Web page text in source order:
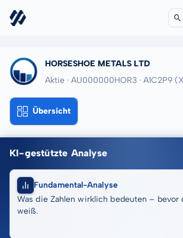
HORSESHOE METALS LTD
Aktie · AU000000HOR3 · A1C2P9
Übersicht
KI-gestützte Analyse
Fundamental-Analyse
Was die Zahlen wirklich bedeuten – bevor
weiß.